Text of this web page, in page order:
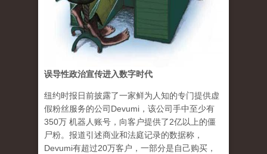
误导性政治宣传进入数字时代
纽约时报日前披露了一家鲜为人知的专门提供虚
假粉丝服务的公司Devumi，该公司手中至少有
350万 机器人账号，向客户提供了2亿以上的僵
尸粉。报道引述商业和法庭记录的数据称，
Devumi有超过20万客户，一部分是自己购买，